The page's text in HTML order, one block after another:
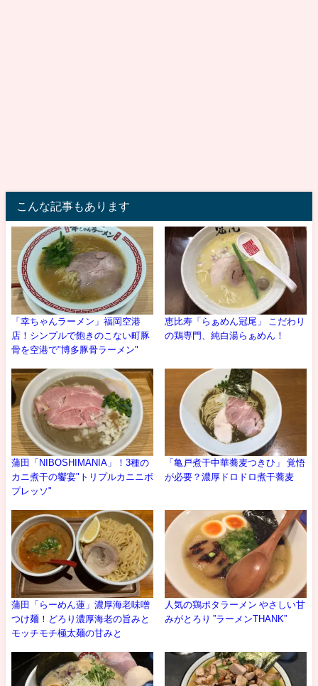
こんな記事もあります
「幸ちゃんラーメン」福岡空港
店！シンプルで飽きのこない町豚
骨を空港で"博多豚骨ラーメン"
恵比寿「らぁめん冠尾」 こだわり
の鶏専門、純白湯らぁめん！
蒲田「NIBOSHIMANIA」！3種の
カニ煮干の饗宴"トリプルカニニボ
プレッソ"
「亀戸煮干中華蕎麦つきひ」 覚悟
が必要？濃厚ドロドロ煮干蕎麦
蒲田「らーめん蓮」濃厚海老味噌
つけ麺！どろり濃厚海老の旨みと
モッチモチ極太麺の甘みと
人気の鶏ポタラーメン やさしい甘
みがとろり ”ラーメンTHANK”